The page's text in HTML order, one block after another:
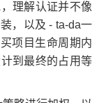
理解认证并不像
，以及 - ta-da一
项目生命周期内
到最终的占用等